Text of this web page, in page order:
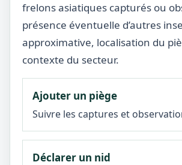
frelons asiatiques capturés ou
présence éventuelle d’autres
approximative, localisation du
contexte du secteur.
Ajouter un piège
Suivre les captures et
Déclarer un nid